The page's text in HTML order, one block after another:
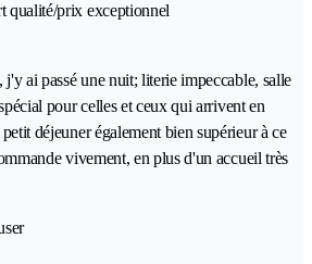
qualité/prix exceptionnel
ai passé une nuit; literie impeccable, salle
pour celles et ceux qui arrivent en
déjeuner également bien supérieur à ce
vivement, en plus d'un accueil très